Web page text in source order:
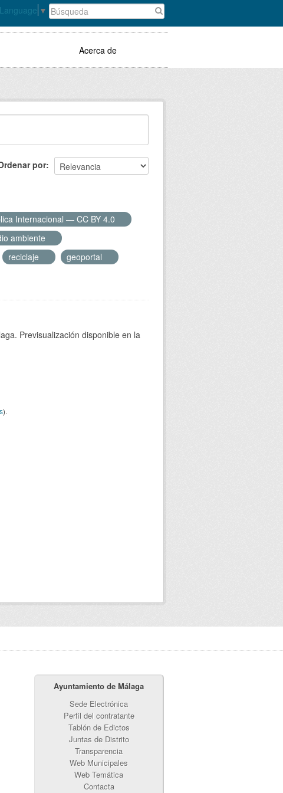
▼
Acerca de
por
Internacional — CC BY 4.0
ambiente
reciclaje
geoportal
Previsualización disponible en la
).
Ayuntamiento de Málaga
Sede Electrónica
Perfil del contratante
Tablón de Edictos
Juntas de Distrito
Transparencia
Web Municipales
Web Temática
Contacta